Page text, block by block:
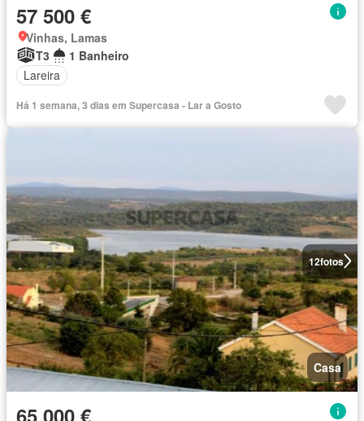
57 500 €
Vinhas, Lamas
T3
1 Banheiro
Lareira
Há 1 semana, 3 dias em Supercasa - Lar a Gosto
12fotos
Casa
65 000 €